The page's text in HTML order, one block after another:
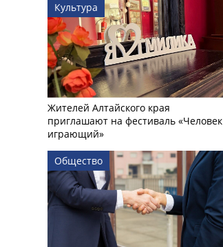
Культура
Жителей Алтайского края
приглашают на фестиваль «Человек
играющий»
Общество